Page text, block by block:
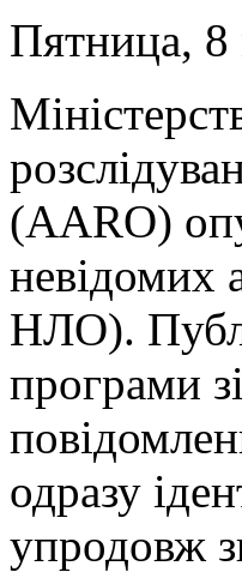
Пятница,
(AARO)
НЛО).
програми
одразу
упродовж